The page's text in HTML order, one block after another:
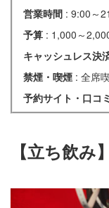
営業時間 : 9:00～
予算 : 1,000～
キャッシュレス決
禁煙・喫煙 : 全席
予約サイト・口コ
【立ち飲み